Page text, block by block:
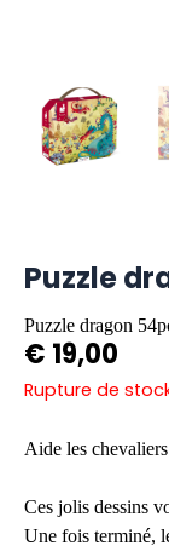
Puzzle
Puzzle dragon
€ 19,00
Rupture de
Aide les
Ces jolis dessins
Une fois terminé,